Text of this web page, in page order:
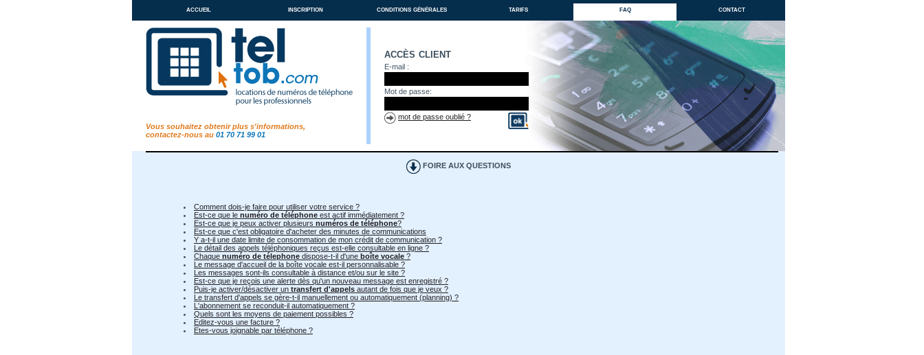
accueil inscription conditions générales tarifs faq contact
Vous souhaitez obtenir plus s'informations,
contactez-nous au 01 70 71 99 01
accès client
E-mail :
Mot de passe:
mot de passe oublié ?
FOIRE AUX QUESTIONS
Comment dois-je faire pour utiliser votre service ?
Est-ce que le numéro de téléphone est actif immédiatement ?
Est-ce que je peux activer plusieurs numéros de téléphone?
Est-ce que c'est obligatoire d'acheter des minutes de communications
Y a-t-il une date limite de consommation de mon crédit de communication ?
Le détail des appels téléphoniques reçus est-elle consultable en ligne ?
Chaque numéro de télephone dispose-t-il d'une boîte vocale ?
Le message d'accueil de la boîte vocale est-il personnalisable ?
Les messages sont-ils consultable à distance et/ou sur le site ?
Est-ce que je reçois une alerte dès qu'un nouveau message est enregistré ?
Puis-je activer/désactiver un transfert d'appels autant de fois que je veux ?
Le transfert d'appels se gère-t-il manuellement ou automatiquement (planning) ?
L'abonnement se reconduit-il automatiquement ?
Quels sont les moyens de paiement possibles ?
Editez-vous une facture ?
Etes-vous joignable par téléphone ?